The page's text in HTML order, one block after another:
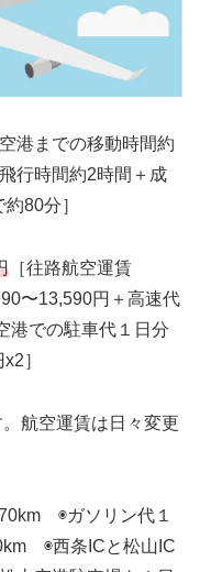
空港までの移動時間約
行時間約2時間＋成
で約80分］
［往路航空運賃
〜13,590円＋高速代
港での駐車代１日分
］
航空運賃は日々変更
◉ガソリン代１
◉西条ICと松山IC